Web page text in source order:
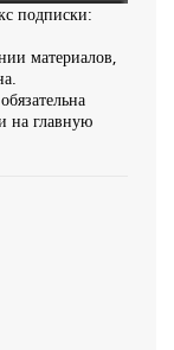
подписки:
материалов,
на главную